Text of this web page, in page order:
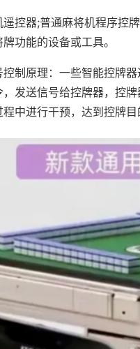
控器;普通麻将机程序控
功能的设备或工具。
控制原理：一些智能控牌
发送信号给控牌器，控
中进行干预，达到控牌目